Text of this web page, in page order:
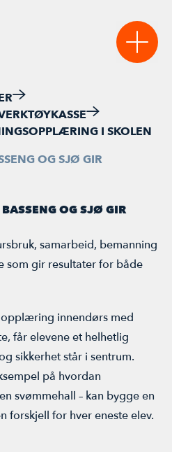
I SKOLEN
OG SJØ GIR
OG SJØ GIR
samarbeid, bemanning
gir resultater for både
innendørs med
får elevene et helhetlig
sikkerhet står i sentrum.
på hvordan
svømmehall – kan bygge en
forskjell for hver eneste elev.